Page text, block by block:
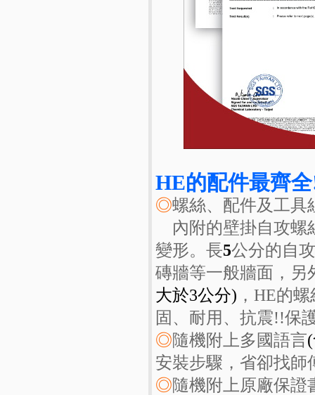
HE的配件最齊
◎螺絲、配件及工具
內附的壁掛自攻螺
變形。長5公分的自
磚牆等一般牆面，另
大於3公分) ，HE的
固、耐用、抗震!!保
◎隨機附上多國語言
安裝步驟，省卻找師
◎隨機附上原廠保證